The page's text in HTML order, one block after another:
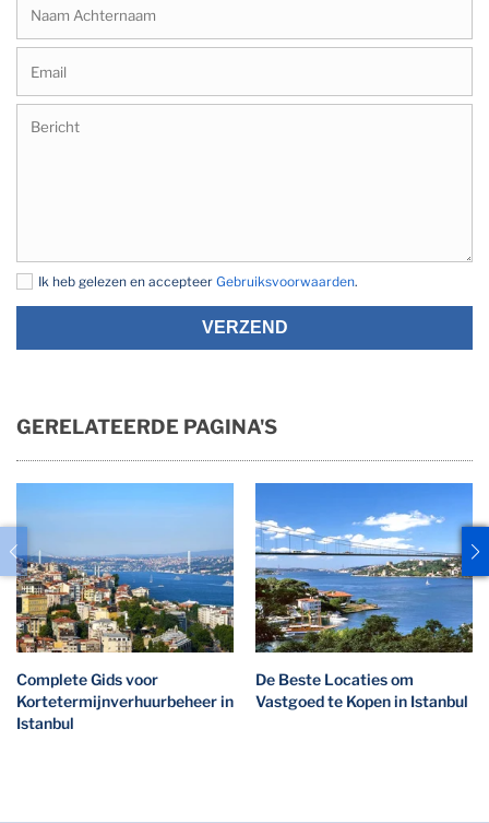
Ik heb gelezen en accepteer Gebruiksvoorwaarden.
VERZEND
GERELATEERDE PAGINA'S
Complete Gids voor
Kortetermijnverhuurbeheer in
Istanbul
De Beste Locaties om
Vastgoed te Kopen in Istanbul